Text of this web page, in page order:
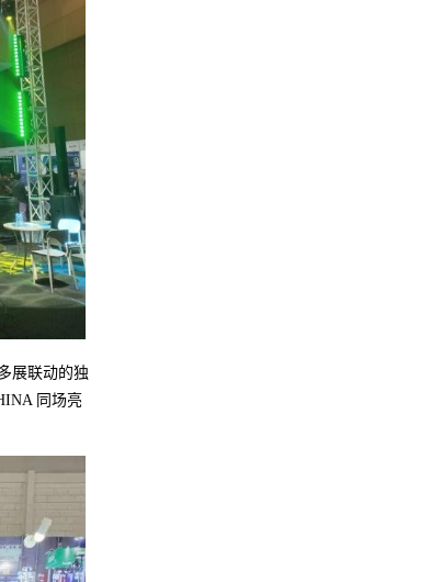
展联动的独
同场亮